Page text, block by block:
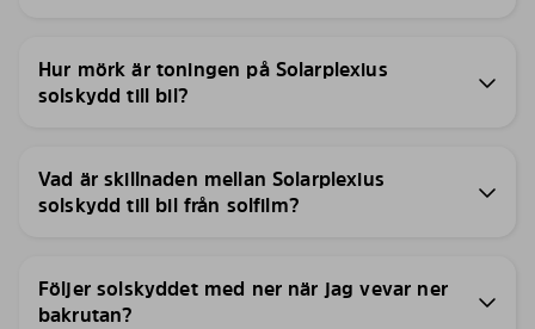
Hur mörk är toningen på Solarplexius
solskydd till bil?
Vad är skillnaden mellan Solarplexius
solskydd till bil från solfilm?
Följer solskyddet med ner när jag vevar ner
bakrutan?